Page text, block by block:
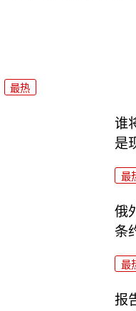
最热
谁
是
最
俄
条
最
报